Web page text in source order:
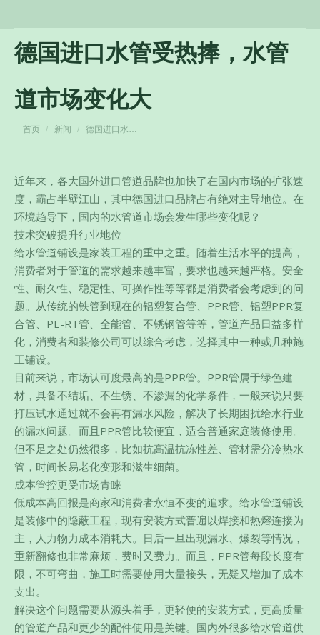
德国进口水管受热捧，水管
道市场变化大
您在这里：
首页 新闻 德国进口水…
近年来，各大国外进口管道品牌也加快了在国内市场的扩张速
度，霸占半壁江山，其中德国进口品牌占有绝对主导地位。在
环境趋导下，国内的水管道市场会发生哪些变化呢？
技术突破提升行业地位
给水管道铺设是家装工程的重中之重。随着生活水平的提高，
消费者对于管道的需求越来越丰富，要求也越来越严格。安全
性、耐久性、稳定性、可操作性等等都是消费者会考虑到的问
题。从传统的铁管到现在的铝塑复合管、PPR管、铝塑PPR复
合管、PE-RT管、全能管、不锈钢管等等，管道产品日益多样
化，消费者和装修公司可以综合考虑，选择其中一种或几种施
工铺设。
目前来说，市场认可度最高的是PPR管。PPR管属于绿色建
材，具备不结垢、不生锈、不渗漏的化学条件，一般来说只要
打压试水通过就不会再有漏水风险，解决了长期困扰给水行业
的漏水问题。而且PPR管比较便宜，适合普通家庭装修使用。
但不足之处仍然很多，比如抗高温抗冻性差、管材需分冷热水
管，时间长易老化变形和滋生细菌。
成本管控更受市场青睐
低成本高回报是商家和消费者永恒不变的追求。给水管道铺设
是装修中的隐蔽工程，现有安装方式普遍以焊接和热熔连接为
主，人力物力成本消耗大。日后一旦出现漏水、爆裂等情况，
重新翻修也非常麻烦，费时又费力。而且，PPR管每段长度有
限，不可弯曲，施工时需要使用大量接头，无疑又增加了成本
支出。
解决这个问题需要从源头着手，更轻便的安装方式，更高质量
的管道产品和更少的配件使用是关键。国内外很多给水管道供